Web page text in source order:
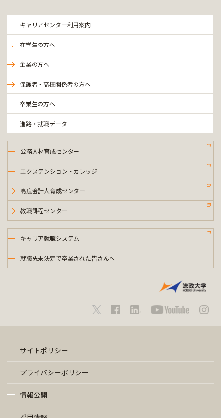
キャリアセンター利用案内
在学生の方へ
企業の方へ
保護者・高校関係者の方へ
卒業生の方へ
進路・就職データ
公務人材育成センター
エクステンション・カレッジ
高度会計人育成センター
教職課程センター
キャリア就職システム
就職先未決定で卒業された皆さんへ
サイトポリシー
プライバシーポリシー
情報公開